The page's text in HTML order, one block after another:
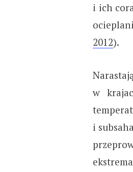
i ich
2012).
w
i